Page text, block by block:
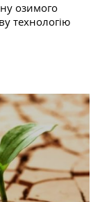
озимого
технологію